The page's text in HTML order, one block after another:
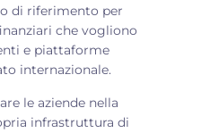
di riferimento per
che vogliono
e piattaforme
internazionale.
le aziende nella
infrastruttura di